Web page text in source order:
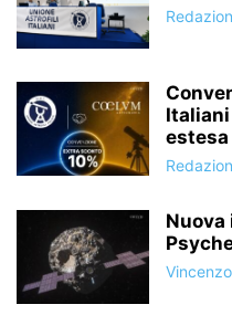
estesa